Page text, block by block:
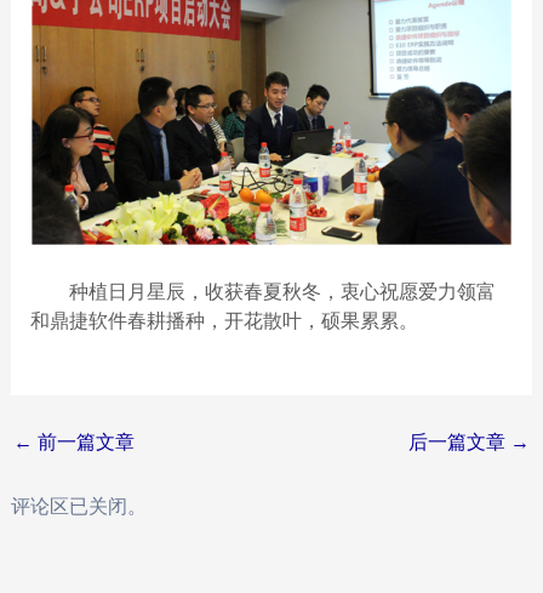
种植日月星辰，收获春夏秋冬，衷心祝愿爱力领富
和鼎捷软件春耕播种，开花散叶，硕果累累。
Post
← 前一篇文章 后一篇文章 →
评论区已关闭。